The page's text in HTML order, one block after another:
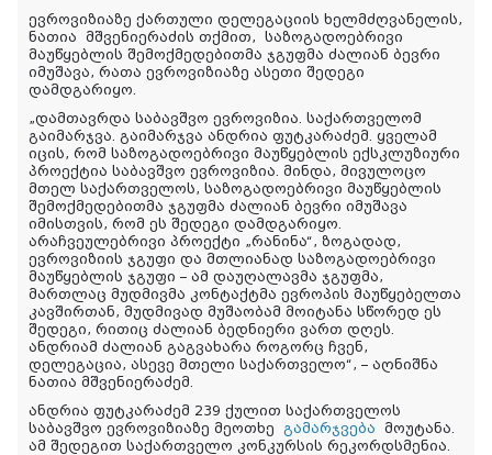
ევროვიზიაზე ქართული დელეგაციის ხელმძღვანელის,
ნათია მშვენიერაძის თქმით, საზოგადოებრივი
მაუწყებლის შემოქმედებითმა ჯგუფმა ძალიან ბევრი
იმუშავა, რათა ევროვიზიაზე ასეთი შედეგი
დამდგარიყო.
„დამთავრდა საბავშვო ევროვიზია. საქართველომ
გაიმარჯვა. გაიმარჯვა ანდრია ფუტკარაძემ. ყველამ
იცის, რომ საზოგადოებრივი მაუწყებლის ექსკლუზიური
პროექტია საბავშვო ევროვიზია. მინდა, მივულოცო
მთელ საქართველოს, საზოგადოებრივი მაუწყებლის
შემოქმედებითმა ჯგუფმა ძალიან ბევრი იმუშავა
იმისთვის, რომ ეს შედეგი დამდგარიყო.
არაჩვეულებრივი პროექტი „რანინა“, ზოგადად,
ევროვიზიის ჯგუფი და მთლიანად საზოგადოებრივი
მაუწყებლის ჯგუფი – ამ დაუღალავმა ჯგუფმა,
მართლაც მუდმივმა კონტაქტმა ევროპის მაუწყებელთა
კავშირთან, მუდმივად მუშაობამ მოიტანა სწორედ ეს
შედეგი, რითიც ძალიან ბედნიერი ვართ დღეს.
ანდრიამ ძალიან გაგვახარა როგორც ჩვენ,
დელეგაცია, ასევე მთელი საქართველო“, – აღნიშნა
ნათია მშვენიერაძემ.
ანდრია ფუტკარაძემ 239 ქულით საქართველოს
საბავშვო ევროვიზიაზე მეოთხე გამარჯვება მოუტანა.
ამ შედეგით საქართველო კონკურსის რეკორდსმენია.